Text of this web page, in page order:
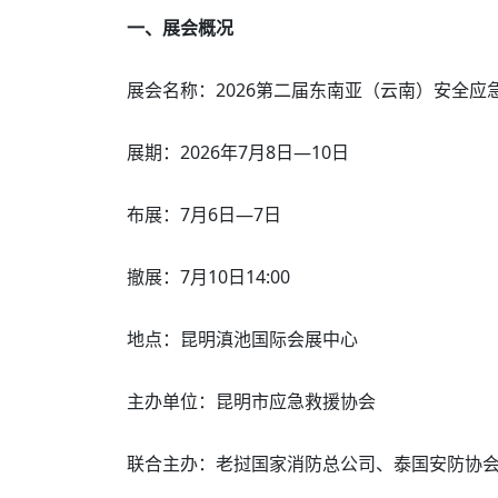
一、展会概况
展会名称：2026第二届东南亚（云南）安全应
展期：2026年7月8日—10日
布展：7月6日—7日
撤展：7月10日14:00
地点：昆明滇池国际会展中心
主办单位：昆明市应急救援协会
联合主办：老挝国家消防总公司、泰国安防协